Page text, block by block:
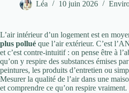
Léa 10 juin 2026
L’air intérieur d’un logement est en
plus pollué que l’air extérieur. C’est
et c’est contre-intuitif : on pense être à
qu’on y respire des substances émises
peintures, les produits d’entretien ou
Mesurer la qualité de l’air dans une
et comprendre ce qu’on respire vraiment.